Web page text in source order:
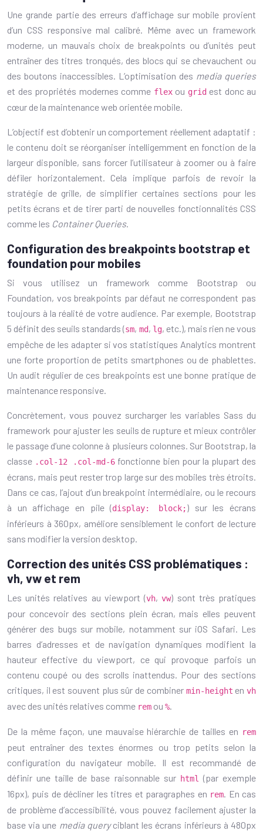
Une grande partie des erreurs d’affichage sur mobile provient
d’un CSS responsive mal calibré. Même avec un framework
moderne, un mauvais choix de breakpoints ou d’unités peut
entraîner des titres tronqués, des blocs qui se chevauchent ou
des boutons inaccessibles. L’optimisation des media queries
et des propriétés modernes comme flexou gridest donc au
cœur de la maintenance web orientée mobile.
L’objectif est d’obtenir un comportement réellement adaptatif :
le contenu doit se réorganiser intelligemment en fonction de la
largeur disponible, sans forcer l’utilisateur à zoomer ou à faire
défiler horizontalement. Cela implique parfois de revoir la
stratégie de grille, de simplifier certaines sections pour les
petits écrans et de tirer parti de nouvelles fonctionnalités CSS
comme les Container Queries.
Configuration des breakpoints bootstrap et
foundation pour mobiles
Si vous utilisez un framework comme Bootstrap ou
Foundation, vos breakpoints par défaut ne correspondent pas
toujours à la réalité de votre audience. Par exemple, Bootstrap
5 définit des seuils standards (sm, md, lg, etc.), mais rien ne vous
empêche de les adapter si vos statistiques Analytics montrent
une forte proportion de petits smartphones ou de phablettes.
Un audit régulier de ces breakpoints est une bonne pratique de
maintenance responsive.
Concrètement, vous pouvez surcharger les variables Sass du
framework pour ajuster les seuils de rupture et mieux contrôler
le passage d’une colonne à plusieurs colonnes. Sur Bootstrap, la
classe .col-12 .col-md-6 fonctionne bien pour la plupart des
écrans, mais peut rester trop large sur des mobiles très étroits.
Dans ce cas, l’ajout d’un breakpoint intermédiaire, ou le recours
à un affichage en pile (display: block;) sur les écrans
inférieurs à 360px, améliore sensiblement le confort de lecture
sans modifier la version desktop.
Correction des unités CSS problématiques :
vh, vw et rem
Les unités relatives au viewport (vh,vw) sont très pratiques
pour concevoir des sections plein écran, mais elles peuvent
générer des bugs sur mobile, notamment sur iOS Safari. Les
barres d’adresses et de navigation dynamiques modifient la
hauteur effective du viewport, ce qui provoque parfois un
contenu coupé ou des scrolls inattendus. Pour des sections
critiques, il est souvent plus sûr de combiner min-height envh
avec des unités relatives comme rem ou %.
De la même façon, une mauvaise hiérarchie de tailles en rem
peut entraîner des textes énormes ou trop petits selon la
configuration du navigateur mobile. Il est recommandé de
définir une taille de base raisonnable sur html
(par exemple
16px), puis de décliner les titres et paragraphes en rem. En cas
de problème d’accessibilité, vous pouvez facilement ajuster la
base via une media queryciblant les écrans inférieurs à 480px